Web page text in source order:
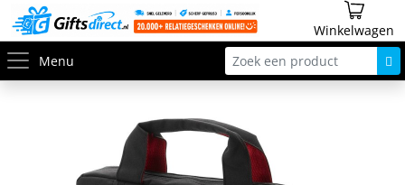
Winkelwagen
Menu